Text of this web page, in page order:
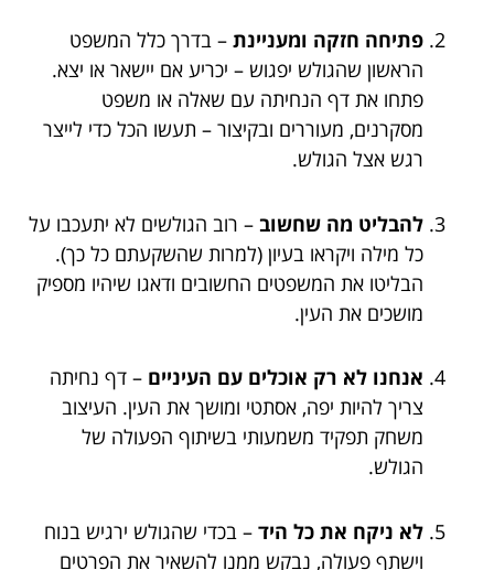
פתיחה חזקה ומעניינת – בדרך כלל המשפט
הראשון שהגולש יפגוש – יכריע אם יישאר או יצא.
פתחו את דף הנחיתה עם שאלה או משפט
מסקרנים, מעוררים ובקיצור – תעשו הכל כדי לייצר
רגש אצל הגולש.
להבליט מה שחשוב – רוב הגולשים לא יתעכבו על
כל מילה ויקראו בעיון (למרות שהשקעתם כל כך).
הבליטו את המשפטים החשובים ודאגו שיהיו מספיק
מושכים את העין.
אנחנו לא רק אוכלים עם העיניים – דף נחיתה
צריך להיות יפה, אסתטי ומושך את העין. העיצוב
משחק תפקיד משמעותי בשיתוף הפעולה של
הגולש.
לא ניקח את כל היד – בכדי שהגולש ירגיש בנוח
וישתף פעולה, נבקש ממנו להשאיר את הפרטים